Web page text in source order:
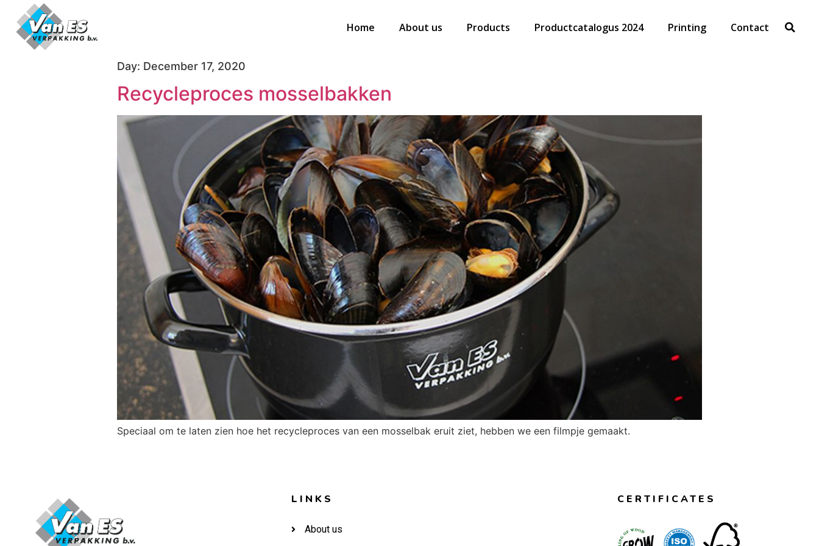
Home About us Products Productcatalogus 2024 Printing Contact
Day: December 17, 2020
Recycleproces mosselbakken
Speciaal om te laten zien hoe het recycleproces van een mosselbak eruit ziet, hebben we een filmpje gemaakt.
LINKS
About us
CERTIFICATES